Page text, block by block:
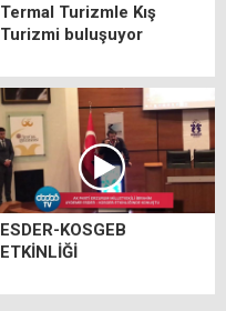
Termal Turizmle Kış
Turizmi buluşuyor
ESDER-KOSGEB
ETKİNLİĞİ